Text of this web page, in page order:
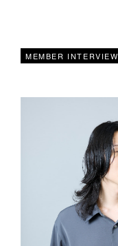
MEMBER INTERVIEW